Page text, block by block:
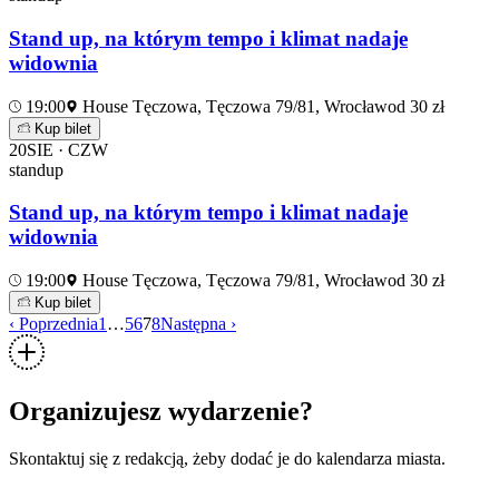
Stand up, na którym tempo i klimat nadaje
widownia
19:00 House Tęczowa, Tęczowa 79/81, Wrocławod 30 zł
Kup bilet
20SIE · CZW
standup
Stand up, na którym tempo i klimat nadaje
widownia
19:00 House Tęczowa, Tęczowa 79/81, Wrocławod 30 zł
Kup bilet
‹ Poprzednia1 …5678Następna ›
Organizujesz wydarzenie?
Skontaktuj się z redakcją, żeby dodać je do kalendarza miasta.